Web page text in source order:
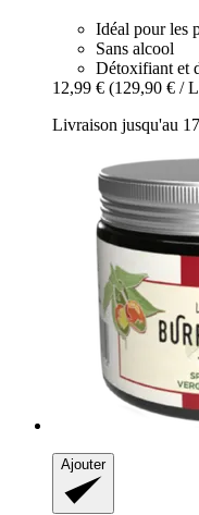
Idéal pour les
Sans alcool
Détoxifiant et
12,99 € (129,90 € /
Livraison jusqu'au
Ajouter